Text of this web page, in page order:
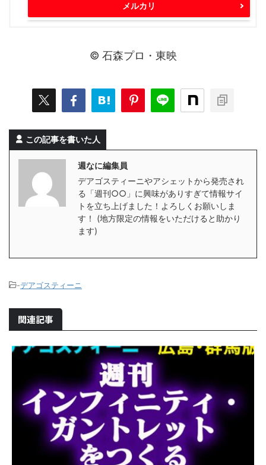
メルカリ
© 石森プロ・東映
この記事を書いた人
週なに編集員
デアゴスティーニやアシェットから発売され
る「週刊○○」に興味がありすぎて情報サイ
トを立ち上げました！よろしくお願いしま
す！ (地方限定の情報をいただけると助かり
ます)
-デアゴスティーニ
関連記事